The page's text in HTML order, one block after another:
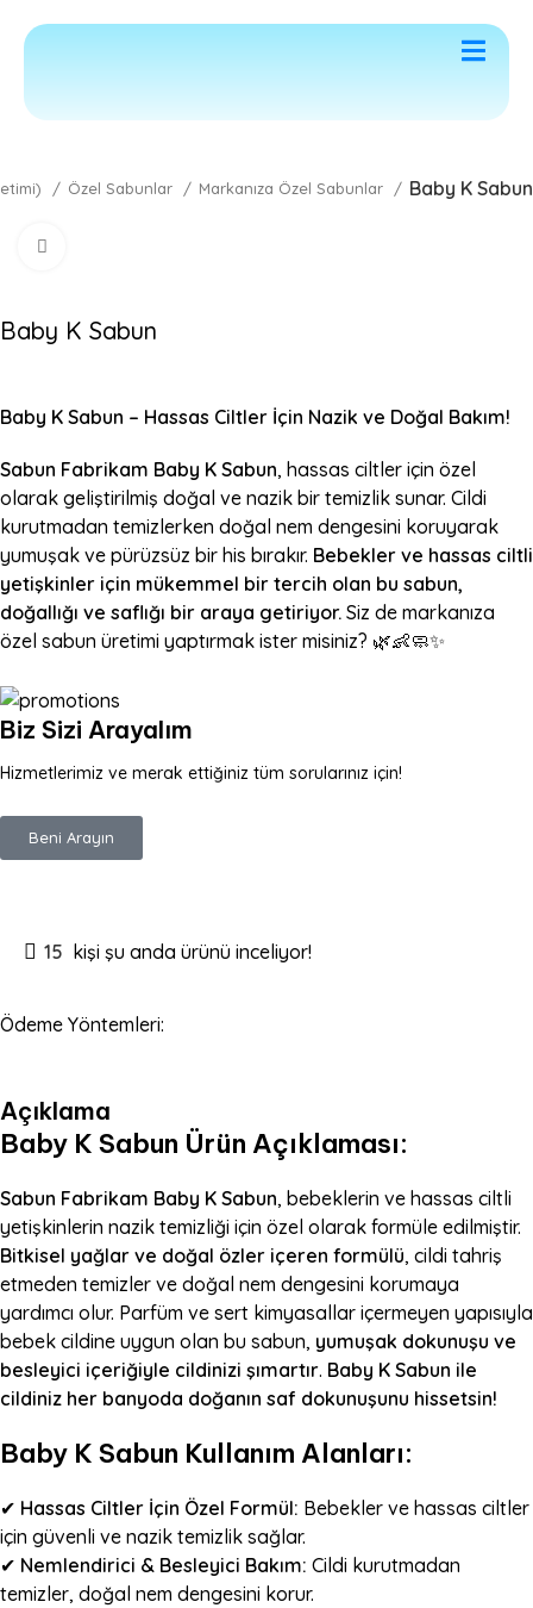
Özel Sabunlar Markanıza Özel Sabunlar Baby K Sabun
Baby K Sabun
Baby K Sabun – Hassas Ciltler İçin Nazik ve Doğal Bakım!
Sabun Fabrikam Baby K Sabun, hassas ciltler için özel
olarak geliştirilmiş doğal ve nazik bir temizlik sunar. Cildi
kurutmadan temizlerken doğal nem dengesini koruyarak
yumuşak ve pürüzsüz bir his bırakır. Bebekler ve hassas ciltli
yetişkinler için mükemmel bir tercih olan bu sabun,
doğallığı ve saflığı bir araya getiriyor. Siz de markanıza
özel sabun üretimi yaptırmak ister misiniz? 🌿👶🧼✨
Biz Sizi Arayalım
Hizmetlerimiz ve merak ettiğiniz tüm sorularınız için!
Beni Arayın
15 kişi şu anda ürünü inceliyor!
Ödeme Yöntemleri:
Açıklama
Baby K Sabun Ürün Açıklaması:
Sabun Fabrikam Baby K Sabun, bebeklerin ve hassas ciltli
yetişkinlerin nazik temizliği için özel olarak formüle edilmiştir.
Bitkisel yağlar ve doğal özler içeren formülü, cildi tahriş
etmeden temizler ve doğal nem dengesini korumaya
yardımcı olur. Parfüm ve sert kimyasallar içermeyen yapısıyla
bebek cildine uygun olan bu sabun, yumuşak dokunuşu ve
besleyici içeriğiyle cildinizi şımartır. Baby K Sabun ile
cildiniz her banyoda doğanın saf dokunuşunu hissetsin!
Baby K Sabun Kullanım Alanları:
✔ Hassas Ciltler İçin Özel Formül: Bebekler ve hassas ciltler
için güvenli ve nazik temizlik sağlar.
✔ Nemlendirici & Besleyici Bakım: Cildi kurutmadan
temizler, doğal nem dengesini korur.